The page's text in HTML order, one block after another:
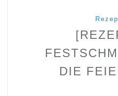
DIE